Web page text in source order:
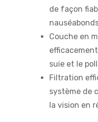
de façon
Couche en
suie et le
Filtration
système de
la vision en